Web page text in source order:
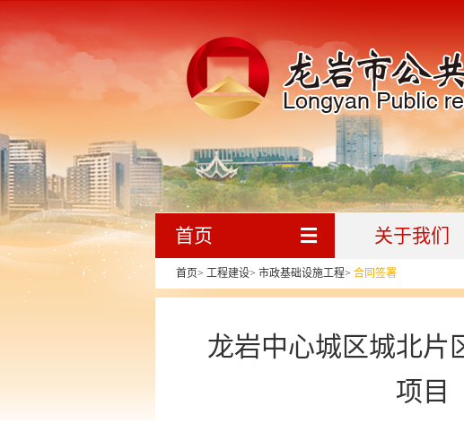
首页 关于我们
首页> 工程建设> 市政基础设施工程> 合同签署
龙岩中心城区城北
项目